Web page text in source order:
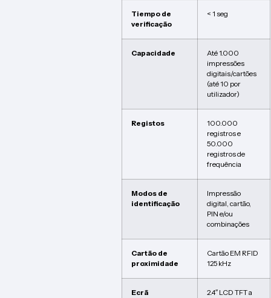
Tiempo de
verificação
< 1 seg
Capacidade
Até 1.000
impressões
digitais/cartões
(até 10 por
utilizador)
Registos
100.000
registros e
50.000
registros de
frequência
Modos de
identificação
Impressão
digital, cartão,
PIN e/ou
combinações
Cartão de
proximidade
Cartão EM RFID
125 kHz
Ecrã
2.4″ LCD TFT a